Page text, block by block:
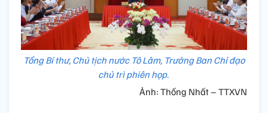
Tổng Bí thư, Chủ tịch nước Tô Lâm, Trưởng Ban Chỉ đạo
chủ trì phiên họp.
Ảnh: Thống Nhất – TTXVN